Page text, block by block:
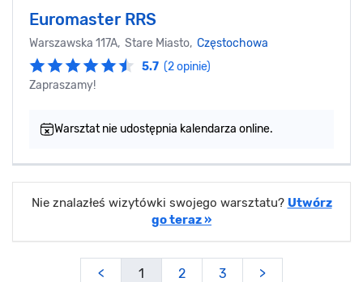
Euromaster RRS
Warszawska 117A, Stare Miasto, Częstochowa
5.7 (2 opinie)
Zapraszamy!
Warsztat nie udostępnia kalendarza online.
Nie znalazłeś wizytówki swojego warsztatu? Utwórz
go teraz »
< 1 2 3 >